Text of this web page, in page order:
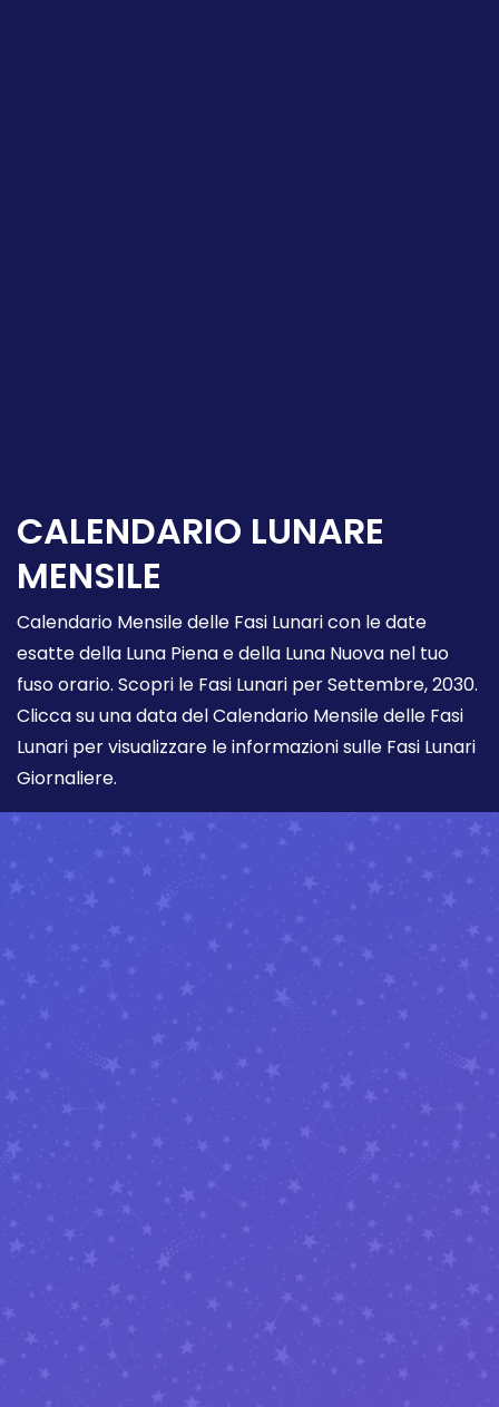
CALENDARIO LUNARE
MENSILE
Calendario Mensile delle Fasi Lunari con le date
esatte della Luna Piena e della Luna Nuova nel tuo
fuso orario. Scopri le Fasi Lunari per Settembre, 2030.
Clicca su una data del Calendario Mensile delle Fasi
Lunari per visualizzare le informazioni sulle Fasi Lunari
Giornaliere.